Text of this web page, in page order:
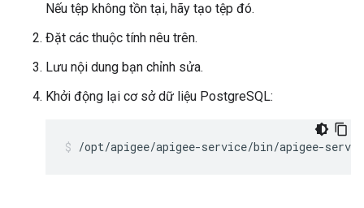
Nếu tệp không tồn tại, hãy tạo tệp đó.
Đặt các thuộc tính nêu trên.
Lưu nội dung bạn chỉnh sửa.
Khởi động lại cơ sở dữ liệu PostgreSQL:
/opt/apigee/apigee-service/bin/apigee-